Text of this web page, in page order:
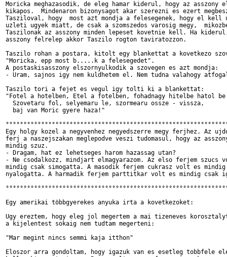
Moricka meghazasodik, de eleg hamar kiderul, hogy az asszony
kikapos.  Mindenaron bizonysagot akar szerezni es ezert
Tasziloval, hogy  most azt mondja a felesegenek, hogy el kell
uzleti ugyek miatt, de csak a szomszedos varosig megy,
Taszilonak az asszony minden lepeset kovetnie kell. Ha
asszony felrelep akkor Taszilo rogton taviratozzon.
Taszilo rohan a postara, kitolt egy blankettat a kovetkezo
"Moricka, epp most b.....k a felesegedet".
A postaskisasszony elszornyulkodik a szovegen es azt mondja:
- Uram, sajnos igy nem kuldhetem el. Nem tudna valahogy
Taszilo tori a fejet es vegul igy tolti ki a blankettat:
"Fotel a hotelben, Etel a fotelben, fohadnagy hitelbe hatol
  Szovetaru fol, selyemaru le, szormearu ossze - vissza,
  baj van Moric gyere haza!"
Egy holgy kozel a negyvenhez negyedszerre megy ferjhez. Az
ferj a naszejszakan meglepodve veszi tudomasul, hogy az
mindig szuz.
- Dragam, hat ez lehetseges harom hazassag utan?
- Ne csodalkozz, mindjart elmagyarazom. Az elso ferjem szucs
mindig csak simogatta. A masodik ferjem cukrasz volt es mindig
nyalogatta. A harmadik ferjem parttitkar volt es mindig csak
Egy amerikai többgyerekes anyuka irta a kovetkezoket:
Ugy ereztem, hogy eleg jol megertem a mai tizeneves
a kijelentest sokaig nem tudtam megerteni:
"Mar megint nincs semmi kaja itthon"
Eloszor arra gondoltam, hogy igazuk van es esetleg tobbfele